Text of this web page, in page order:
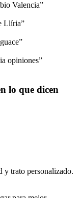
Valencia”
Llíria”
opiniones”
lo que dicen
y trato personalizado.